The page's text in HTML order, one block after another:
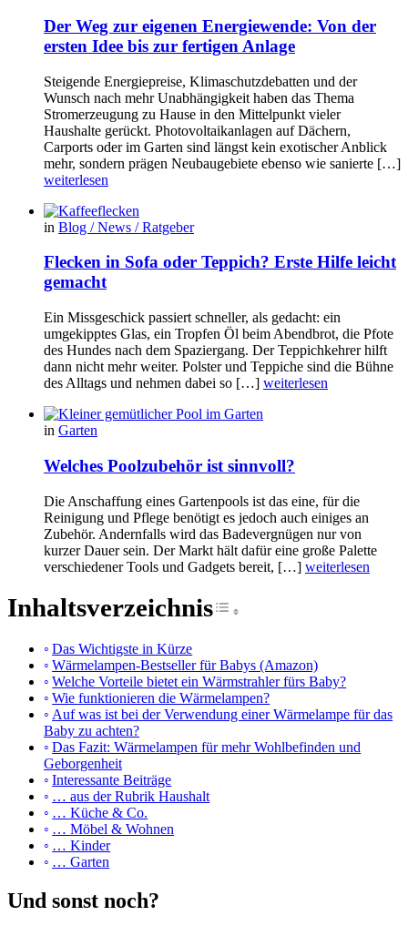
Der Weg zur eigenen Energiewende: Von der
ersten Idee bis zur fertigen Anlage
Steigende Energiepreise, Klimaschutzdebatten und der
Wunsch nach mehr Unabhängigkeit haben das Thema
Stromerzeugung zu Hause in den Mittelpunkt vieler
Haushalte gerückt. Photovoltaikanlagen auf Dächern,
Carports oder im Garten sind längst kein exotischer Anblick
mehr, sondern prägen Neubaugebiete ebenso wie sanierte […]
weiterlesen
in Blog / News / Ratgeber
Flecken in Sofa oder Teppich? Erste Hilfe leicht
gemacht
Ein Missgeschick passiert schneller, als gedacht: ein
umgekipptes Glas, ein Tropfen Öl beim Abendbrot, die Pfote
des Hundes nach dem Spaziergang. Der Teppichkehrer hilft
dann nicht mehr weiter. Polster und Teppiche sind die Bühne
des Alltags und nehmen dabei so […] weiterlesen
in Garten
Welches Poolzubehör ist sinnvoll?
Die Anschaffung eines Gartenpools ist das eine, für die
Reinigung und Pflege benötigt es jedoch auch einiges an
Zubehör. Andernfalls wird das Badevergnügen nur von
kurzer Dauer sein. Der Markt hält dafür eine große Palette
verschiedener Tools und Gadgets bereit, […] weiterlesen
InhaltsverzeichnisToggle Table of
Das Wichtigste in Kürze
Wärmelampen-Bestseller für Babys (Amazon)
Welche Vorteile bietet ein Wärmstrahler fürs Baby?
Wie funktionieren die Wärmelampen?
Auf was ist bei der Verwendung einer Wärmelampe für das
Baby zu achten?
Das Fazit: Wärmelampen für mehr Wohlbefinden und
Geborgenheit
Interessante Beiträge
… aus der Rubrik Haushalt
… Küche & Co.
… Möbel & Wohnen
… Kinder
… Garten
Und sonst noch?